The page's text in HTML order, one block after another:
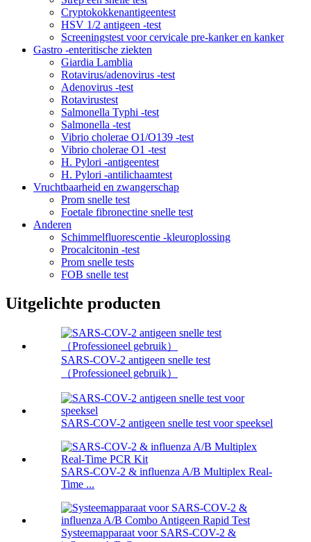
Cryptokokkenantigeentest
HSV 1/2 antigeen -test
Screeningstest voor cervicale pre-kanker en kanker
Gastro -enteritische ziekten
Giardia Lamblia
Rotavirus/adenovirus -test
Adenovirus -test
Rotavirustest
Salmonella Typhi -test
Salmonella -test
Vibrio cholerae O1/O139 -test
Vibrio cholerae O1 -test
H. Pylori -antigeentest
H. Pylori -antilichaamtest
Vruchtbaarheid en zwangerschap
Prom snelle test
Foetale fibronectine snelle test
Anderen
Schimmelfluorescentie -kleuroplossing
Procalcitonin -test
Prom snelle tests
FOB snelle test
Uitgelichte producten
SARS-COV-2 antigeen snelle test
（Professioneel gebruik）
SARS-COV-2 antigeen snelle test voor speeksel
SARS-COV-2 & influenza A/B Multiplex Real-
Time ...
Systeemapparaat voor SARS-COV-2 &